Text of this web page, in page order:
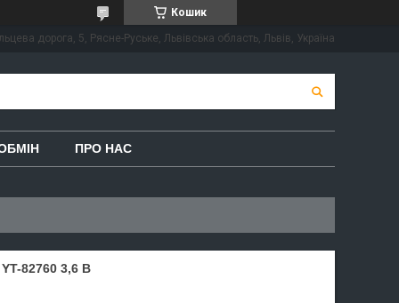
Кошик
дорога, 5, Рясне-Руське, Львівська область, Львів, Україна
ПРО НАС
82760 3,6 В